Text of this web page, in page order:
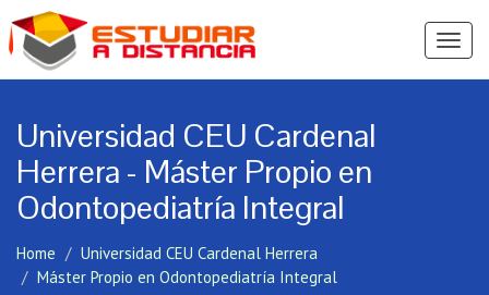
Ver
Universidad CEU Cardenal
Herrera - Máster Propio en
Odontopediatría Integral
Home
Universidad CEU Cardenal Herrera
Máster Propio en Odontopediatría Integral